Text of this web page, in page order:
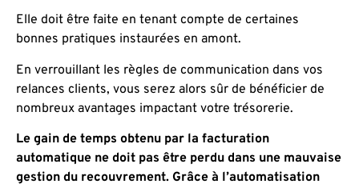
Elle doit être faite en tenant compte de certaines
bonnes pratiques instaurées en amont.
En verrouillant les règles de communication dans vos
relances clients, vous serez alors sûr de bénéficier de
nombreux avantages impactant votre trésorerie.
Le gain de temps obtenu par la facturation
automatique ne doit pas être perdu dans une mauvaise
gestion du recouvrement. Grâce à l’automatisation